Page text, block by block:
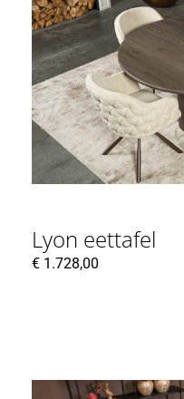
Lyon eettafel
€ 1.728,00